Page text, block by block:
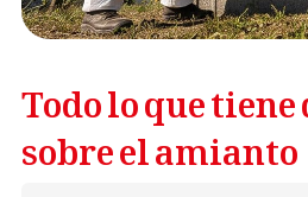
Todo lo que
sobre el amianto